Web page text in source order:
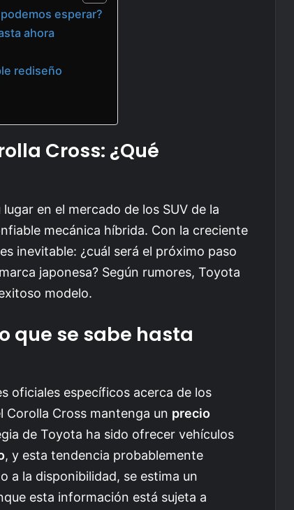
esperar?
ahora
rediseño
Cross: ¿Qué
en el mercado de los SUV de la
mecánica híbrida. Con la creciente
inevitable: ¿cuál será el próximo paso
japonesa? Según rumores, Toyota
modelo.
que se sabe hasta
oficiales específicos acerca de los
Corolla Cross mantenga un precio
de Toyota ha sido ofrecer vehículos
, y esta tendencia probablemente
a la disponibilidad, se estima un
esta información está sujeta a